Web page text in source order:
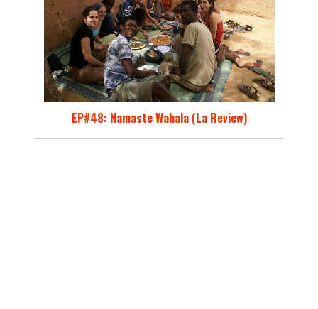
EP#48: Namaste Wahala (La Review)